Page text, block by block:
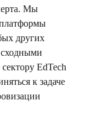
Мы
других
EdTech
к задаче